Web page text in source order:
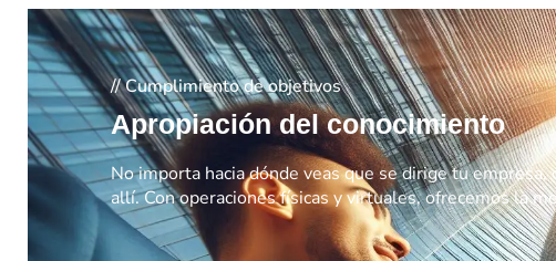
// Cumplimiento de objetivos
Apropiación del conocimiento
No importa hacia dónde veas que se dirige tu
allí. Con operaciones físicas y virtuales, ofrecemos la